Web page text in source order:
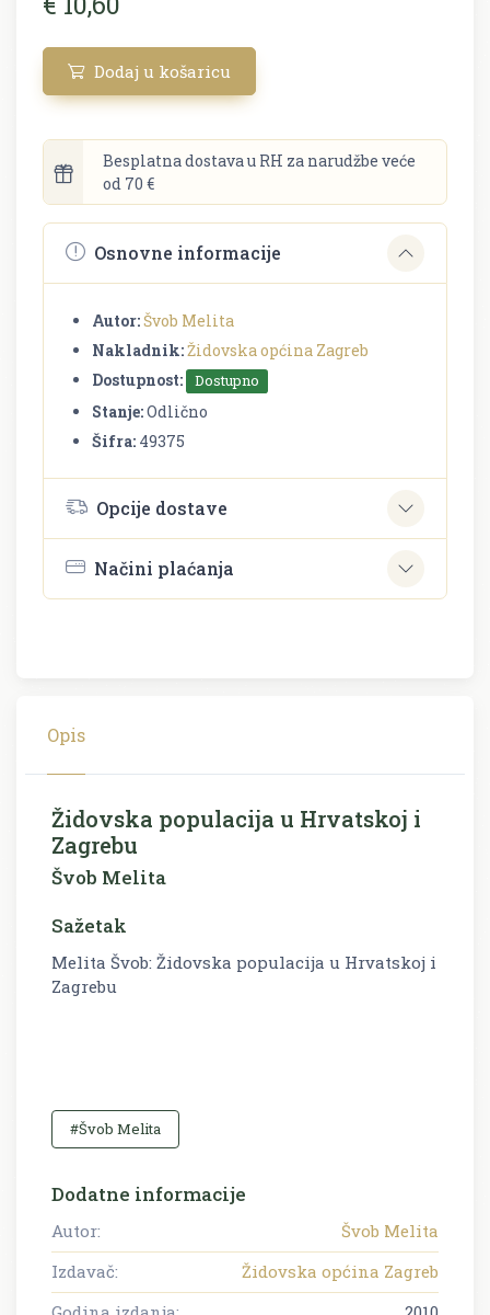
Dodaj u košaricu
Besplatna dostava u RH za narudžbe veće
od 70 €
Osnovne informacije
Autor:Švob Melita
Nakladnik:Židovska općina Zagreb
Dostupnost:
Dostupno
Stanje:Odlično
Šifra: 49375
Opcije dostave
Načini plaćanja
Opis
Židovska populacija u Hrvatskoj i
Zagrebu
Švob Melita
Sažetak
Melita Švob: Židovska populacija u Hrvatskoj i
Zagrebu
#Švob Melita
Dodatne informacije
Autor:
Švob Melita
Izdavač:
Židovska općina Zagreb